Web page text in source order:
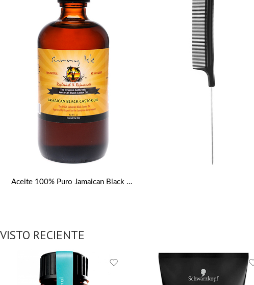
Aceite 100% Puro Jamaican Black Castor Oil Sunny isle 6oz
VISTO RECIENTE